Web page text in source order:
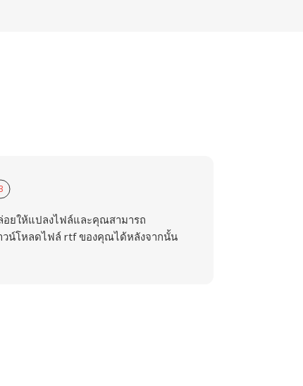
อยให้แปลงไฟล์และคุณสามารถ
วน์โหลดไฟล์ rtf ของคุณได้หลังจากนั้น